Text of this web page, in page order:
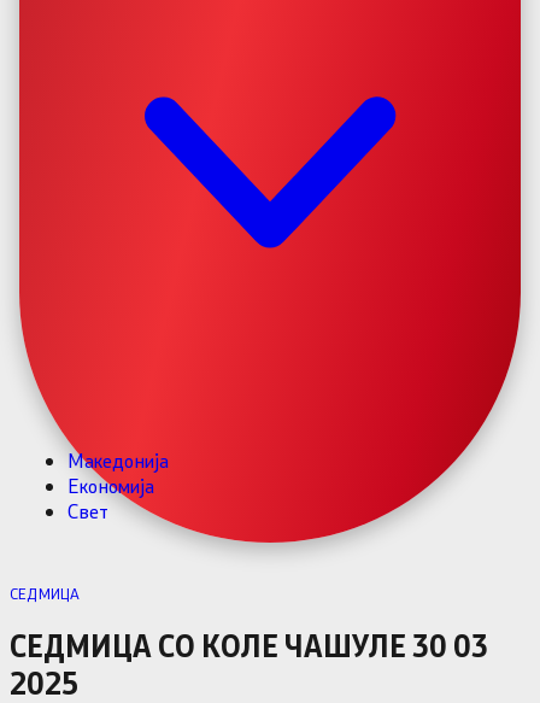
Македонија
Економија
Свет
СЕДМИЦА
СЕДМИЦА СО КОЛЕ ЧАШУЛЕ 30 03
2025